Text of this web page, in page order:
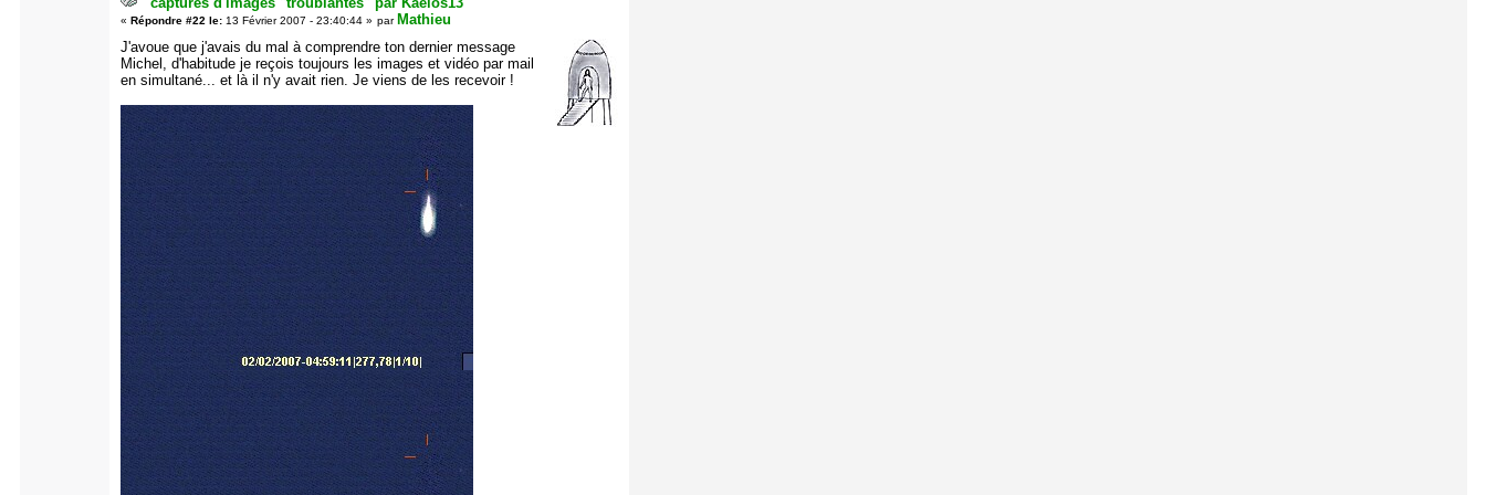
« Répondre #22 le:13 Février 2007 - 23:40:44 » par Mathieu
J'avoue que j'avais du mal à comprendre ton dernier message
Michel, d'habitude je reçois toujours les images et vidéo par mail
en simultané... et là il n'y avait rien. Je viens de les recevoir !